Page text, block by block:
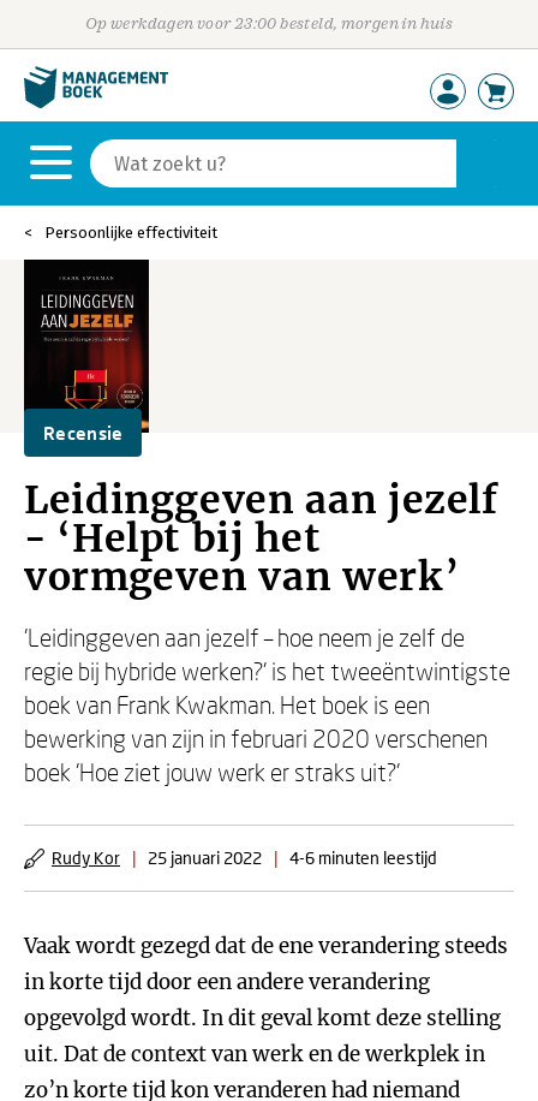
Op werkdagen voor 23:00 besteld, morgen in huis
Persoonlijke effectiviteit
Recensie
Leidinggeven aan jezelf
- ‘Helpt bij het
vormgeven van werk’
'Leidinggeven aan jezelf – hoe neem je zelf de
regie bij hybride werken?' is het tweeëntwintigste
boek van Frank Kwakman. Het boek is een
bewerking van zijn in februari 2020 verschenen
boek 'Hoe ziet jouw werk er straks uit?’
Rudy Kor | 25 januari 2022 | 4-6 minuten leestijd
Vaak wordt gezegd dat de ene verandering steeds
in korte tijd door een andere verandering
opgevolgd wordt. In dit geval komt deze stelling
uit. Dat de context van werk en de werkplek in
zo’n korte tijd kon veranderen had niemand